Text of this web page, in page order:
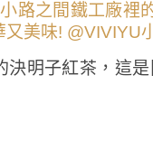
決明子紅茶，這